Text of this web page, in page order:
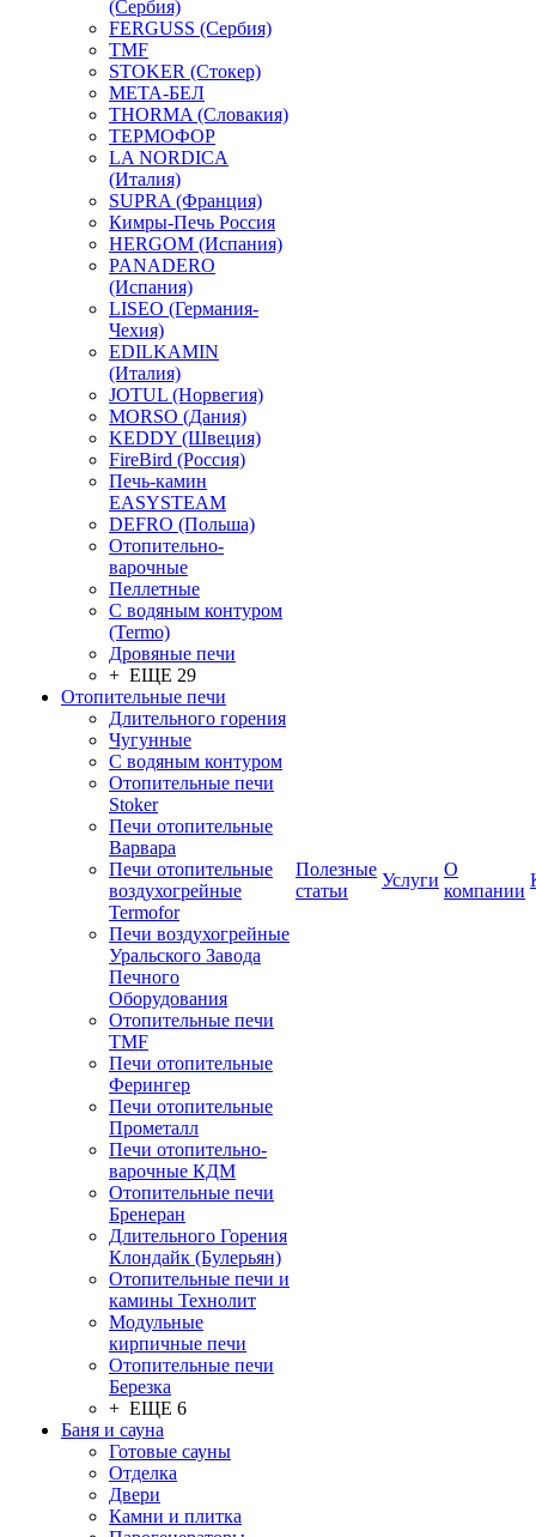
(Сербия)
FERGUSS (Сербия)
TMF
STOKER (Стокер)
МЕТА-БЕЛ
THORMA (Словакия)
ТЕРМОФОР
LA NORDICA
(Италия)
SUPRA (Франция)
Кимры-Печь Россия
HERGOM (Испания)
PANADERO
(Испания)
LISEO (Германия-
Чехия)
EDILKAMIN
(Италия)
JOTUL (Норвегия)
MORSO (Дания)
KEDDY (Швеция)
FireBird (Россия)
Печь-камин
EASYSTEAM
DEFRO (Польша)
Отопительно-
варочные
Пеллетные
С водяным контуром
(Termo)
Дровяные печи
+ ЕЩЕ 29
Отопительные печи
Длительного горения
Чугунные
C водяным контуром
Отопительные печи
Stoker
Печи отопительные
Варвара
Печи отопительные
воздухогрейные
Termofor
Печи воздухогрейные
Уральского Завода
Печного
Оборудования
Отопительные печи
TMF
Печи отопительные
Ферингер
Печи отопительные
Прометалл
Печи отопительно-
варочные КДМ
Отопительные печи
Бренеран
Длительного Горения
Клондайк (Булерьян)
Отопительные печи и
камины Технолит
Модульные
кирпичные печи
Отопительные печи
Березка
+ ЕЩЕ 6
Баня и сауна
Готовые сауны
Отделка
Двери
Камни и плитка
Полезные
статьи
Услуги
О
компании